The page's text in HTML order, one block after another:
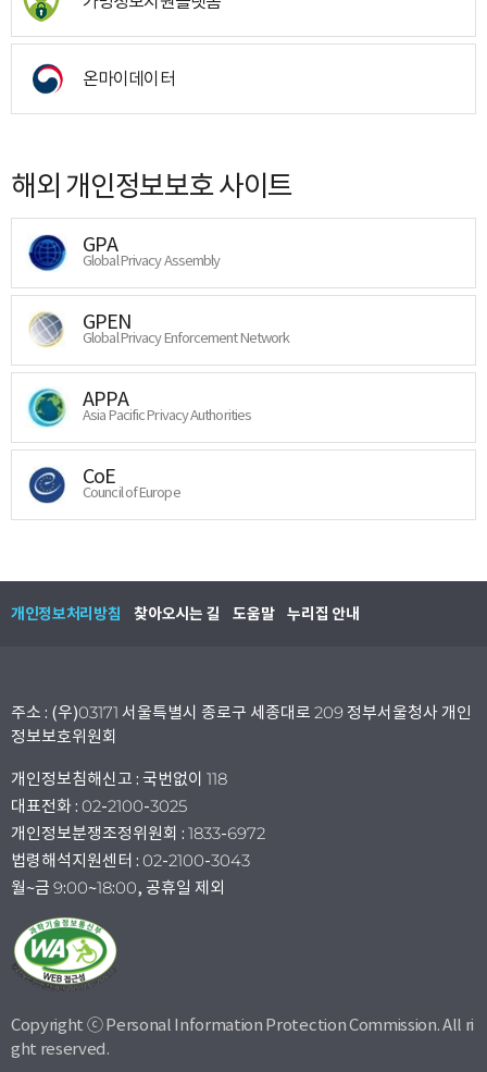
온마이데이터
해외 개인정보보호 사이트
GPA
Global Privacy Assembly
GPEN
Global Privacy Enforcement Network
APPA
Asia Pacific Privacy Authorities
CoE
Council of Europe
개인정보처리방침 찾아오시는 길 도움말 누리집 안내
주소 : (우)03171 서울특별시 종로구 세종대로 209 정부서울청사 개인
정보보호위원회
개인정보침해신고 : 국번없이 118
대표전화 : 02-2100-3025
개인정보분쟁조정위원회 : 1833-6972
법령해석지원센터 : 02-2100-3043
월~금 9:00~18:00, 공휴일 제외
Copyright ⓒ Personal Information Protection Commission. All ri
ght reserved.